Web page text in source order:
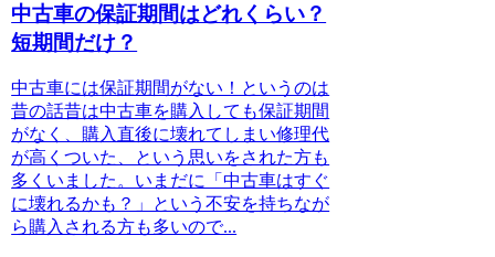
中古車の保証期間はどれくらい？
短期間だけ？
中古車には保証期間がない！というのは
昔の話昔は中古車を購入しても保証期間
がなく、購入直後に壊れてしまい修理代
が高くついた、という思いをされた方も
多くいました。いまだに「中古車はすぐ
に壊れるかも？」という不安を持ちなが
ら購入される方も多いので...